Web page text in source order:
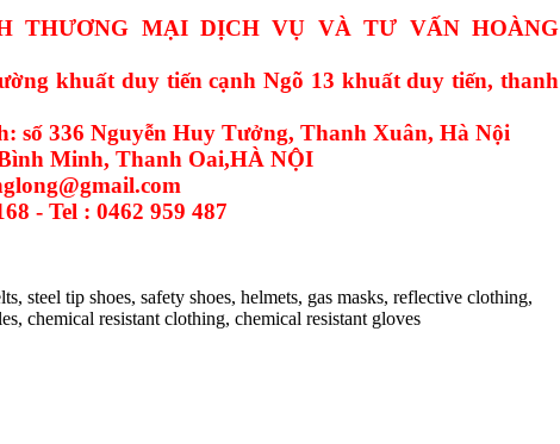
THƯƠNG MẠI DỊCH VỤ VÀ TƯ VẤN HOÀNG
khuất duy tiến cạnh Ngõ 13 khuất duy tiến, thanh
số 336 Nguyễn Huy Tưởng, Thanh Xuân, Hà Nội
Minh, Thanh Oai,HÀ NỘI
- Tel : 0462 959 487
steel tip shoes, safety shoes, helmets, gas masks, reflective clothing,
chemical resistant clothing, chemical resistant gloves